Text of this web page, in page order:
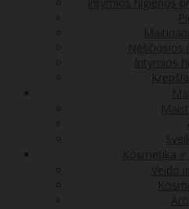
Nėščiosios
Intymios
Kosmetika
Veido